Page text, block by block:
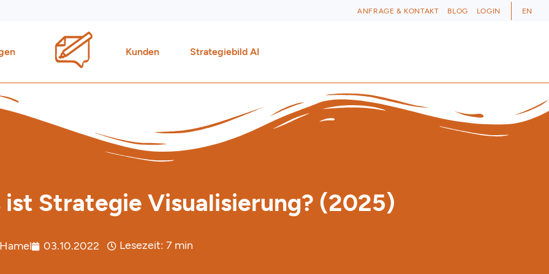
ANFRAGE & KONTAKT BLOG LOGIN EN
Kunden Strategiebild AI
ist Strategie Visualisierung? (2025)
03.10.2022 Lesezeit: 7 min